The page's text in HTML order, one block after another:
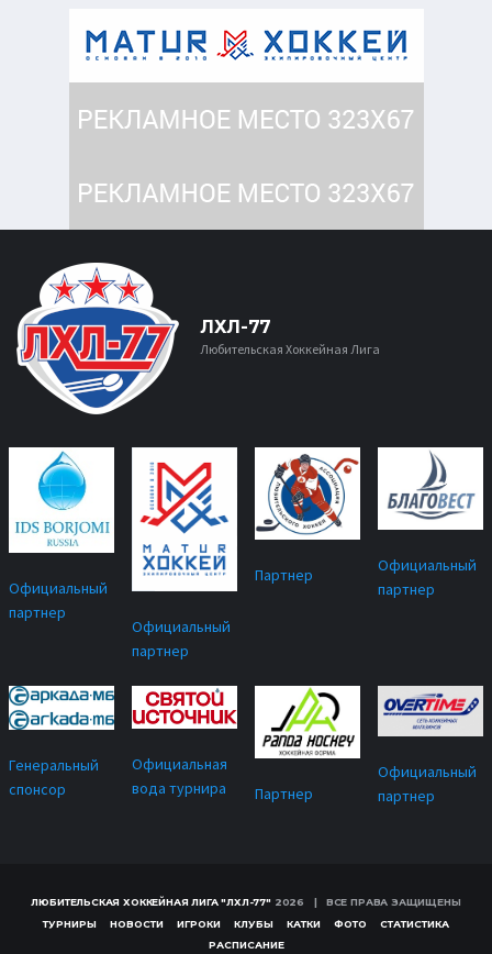
ЛХЛ-77
Любительская Хоккейная Лига
Официальный
партнер
Официальный
партнер
Партнер
Официальный
партнер
Генеральный
спонсор
Официальная
вода турнира
Партнер
Официальный
партнер
ЛЮБИТЕЛЬСКАЯ ХОККЕЙНАЯ ЛИГА "ЛХЛ-77"2026 | ВСЕ ПРАВА ЗАЩИЩЕНЫ
ТУРНИРЫ
НОВОСТИ ИГРОКИ КЛУБЫ КАТКИ ФОТО
СТАТИСТИКА
РАСПИСАНИЕ